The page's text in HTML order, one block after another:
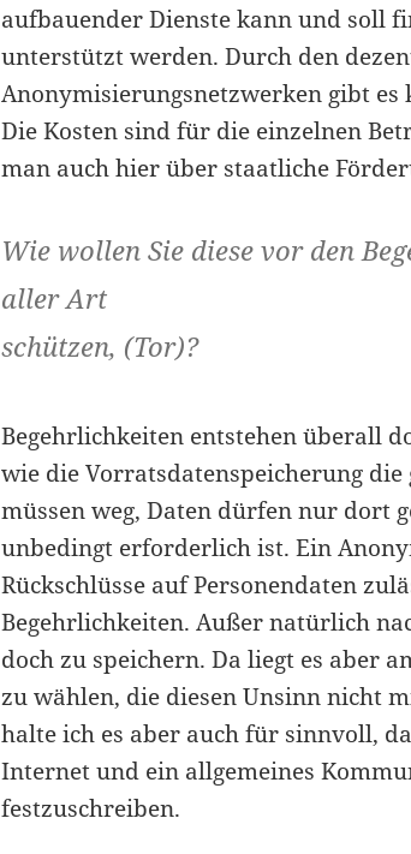
aufbauender Dienste kann und soll
unterstützt werden. Durch den
Anonymisierungsnetzwerken gibt
Die Kosten sind für die einzelnen
man auch hier über staatliche
Wie wollen Sie diese vor den
aller Art
schützen, (Tor)?
Begehrlichkeiten entstehen überall
wie die Vorratsdatenspeicherung
müssen weg, Daten dürfen nur dort
unbedingt erforderlich ist. Ein
Rückschlüsse auf Personendaten
Begehrlichkeiten. Außer natürlich
doch zu speichern. Da liegt es aber
zu wählen, die diesen Unsinn nicht
halte ich es aber auch für sinnvoll,
Internet und ein allgemeines
festzuschreiben.